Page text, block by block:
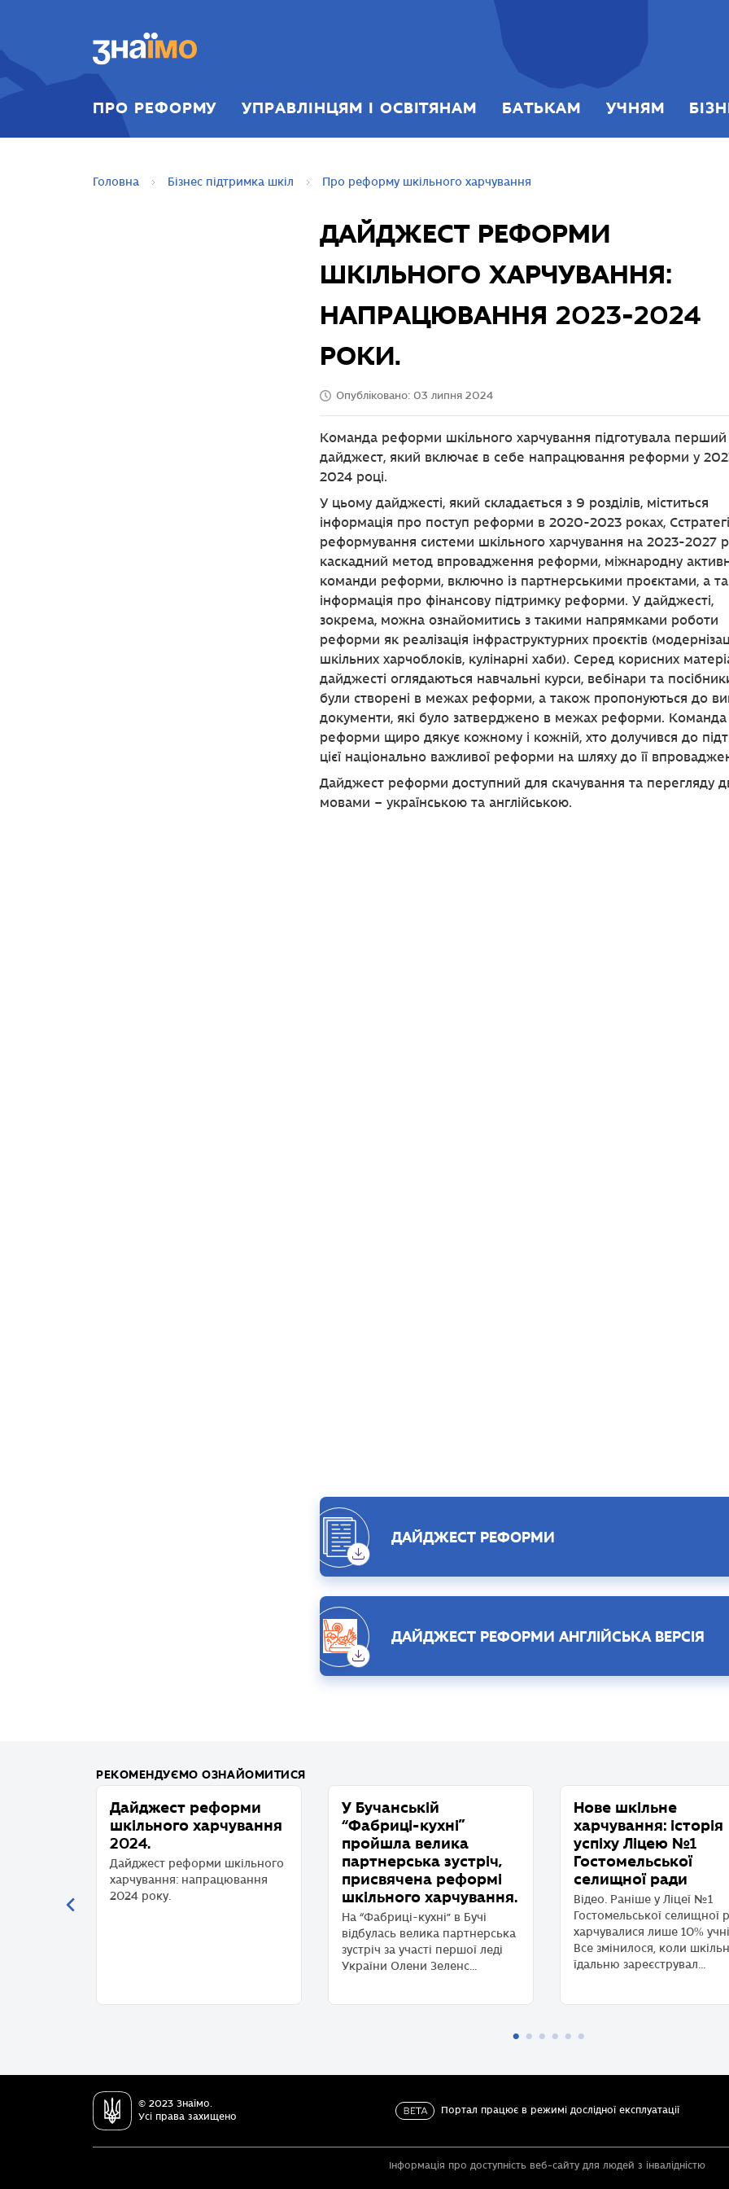
ПЕРЕЙТИ ДО
ГОЛОВНОГО
ВМІСТУ
ПРО РЕФОРМУ УПРАВЛІНЦЯМ І ОСВІТЯНАМ БАТЬКАМ УЧНЯМ
Головна Бізнес підтримка шкіл Про реформу шкільного харчування
ДАЙДЖЕСТ РЕФОРМИ
ШКІЛЬНОГО ХАРЧУВАННЯ:
НАПРАЦЮВАННЯ 2023-2024
РОКИ.
Опубліковано: 03 липня 2024
Команда реформи шкільного харчування підготувала перший
дайджест, який включає в себе напрацювання реформи у
2024 році.
У цьому дайджесті, який складається з 9 розділів, міститься
інформація про поступ реформи в 2020-2023 роках,
реформування системи шкільного харчування на 2023-2027
каскадний метод впровадження реформи, міжнародну
команди реформи, включно із партнерськими проєктами, а
інформація про фінансову підтримку реформи. У дайджесті,
зокрема, можна ознайомитись з такими напрямками роботи
реформи як реалізація інфраструктурних проєктів
шкільних харчоблоків, кулінарні хаби). Серед корисних
дайджесті оглядаються навчальні курси, вебінари та
були створені в межах реформи, а також пропонуються до
документи, які було затверджено в межах реформи. Команда
реформи щиро дякує кожному і кожній, хто долучився до
цієї національно важливої реформи на шляху до її
Дайджест реформи доступний для скачування та перегляду
мовами – українською та англійською.
ДАЙДЖЕСТ РЕФОРМИ
ДАЙДЖЕСТ РЕФОРМИ АНГЛІЙСЬКА ВЕРСІЯ
РЕКОМЕНДУЄМО ОЗНАЙОМИТИСЯ
Дайджест реформи
шкільного харчування
2024.
Дайджест реформи шкільного
харчування: напрацювання
2024 року.
У Бучанській
“Фабриці-кухні”
пройшла велика
партнерська зустріч,
присвячена реформі
шкільного харчування.
На “Фабриці-кухні” в Бучі
відбулась велика партнерська
зустріч за участі першої леді
України Олени Зеленс...
Нове шкільне
харчування: історія
успіху Ліцею №1
Гостомельської
селищної ради
Відео. Раніше у Ліцеї №1
Гостомельської селищної
харчувалися лише 10%
Все змінилося, коли
їдальню зареєструвал...
© 2023 Знаїмо.
Усі права захищено
Портал працює в режимі дослідної експлуатації
Інформація про доступність веб-сайту для людей з інвалідністю